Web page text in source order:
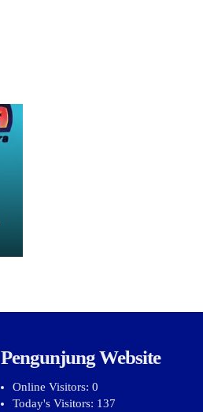
Pengunjung Website
Online Visitors: 0
Today's Visitors: 137